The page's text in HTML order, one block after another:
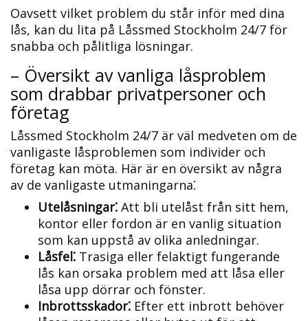
Oavsett vilket problem du står inför med dina
lås, kan du lita på Låssmed Stockholm 24/7 för
snabba och pålitliga lösningar.
– Översikt av vanliga låsproblem
som drabbar privatpersoner och
företag
Låssmed Stockholm 24/7 är väl medveten om de
vanligaste låsproblemen som individer och
företag kan möta.​ Här är en översikt av några
av de vanligaste utmaningarna⁚
Utelåsningar⁚ Att bli utelåst från sitt hem,
kontor eller fordon är en vanlig situation
som kan uppstå av olika anledningar.​
Låsfel⁚ Trasiga eller felaktigt fungerande
lås kan orsaka problem med att låsa eller
låsa upp dörrar och fönster.
Inbrottsskador⁚ Efter ett inbrott behöver